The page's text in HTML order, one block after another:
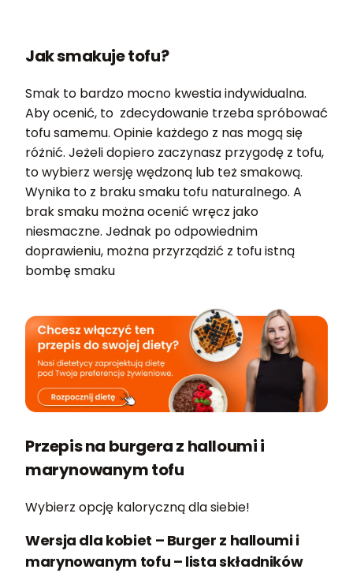
Jak smakuje tofu?
Smak to bardzo mocno kwestia indywidualna.
Aby ocenić, to zdecydowanie trzeba spróbować
tofu samemu. Opinie każdego z nas mogą się
różnić. Jeżeli dopiero zaczynasz przygodę z tofu,
to wybierz wersję wędzoną lub też smakową.
Wynika to z braku smaku tofu naturalnego. A
brak smaku można ocenić wręcz jako
niesmaczne. Jednak po odpowiednim
doprawieniu, można przyrządzić z tofu istną
bombę smaku
Przepis na burgera z halloumi i
marynowanym tofu
Wybierz opcję kaloryczną dla siebie!
Wersja dla kobiet – Burger z halloumi i
marynowanym tofu – lista składników